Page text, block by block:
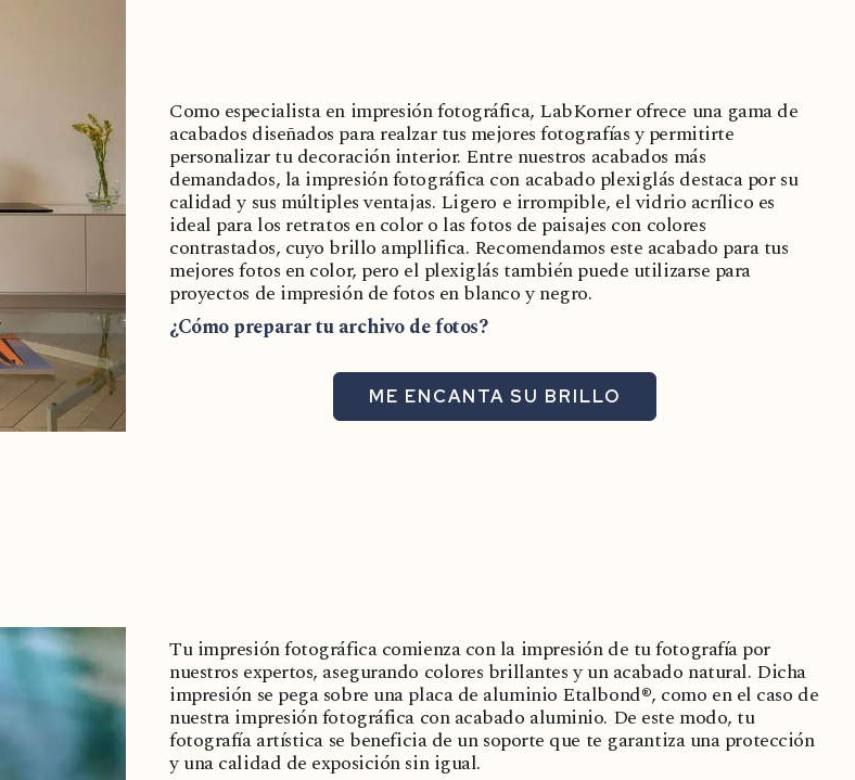
Como especialista en impresión fotográfica, LabKorner ofrece una gama de
acabados diseñados para realzar tus mejores fotografías y permitirte
personalizar tu decoración interior. Entre nuestros acabados más
demandados, la impresión fotográfica con acabado plexiglás destaca por su
calidad y sus múltiples ventajas. Ligero e irrompible, el vidrio acrílico es
ideal para los retratos en color o las fotos de paisajes con colores
contrastados, cuyo brillo ampllifica. Recomendamos este acabado para tus
mejores fotos en color, pero el plexiglás también puede utilizarse para
proyectos de impresión de fotos en blanco y negro.
¿Cómo preparar tu archivo de fotos?
ME ENCANTA SU BRILLO
Tu impresión fotográfica comienza con la impresión de tu fotografía por
nuestros expertos, asegurando colores brillantes y un acabado natural. Dicha
impresión se pega sobre una placa de aluminio Etalbond®, como en el caso de
nuestra impresión fotográfica con acabado aluminio. De este modo, tu
fotografía artística se beneficia de un soporte que te garantiza una protección
y una calidad de exposición sin igual.